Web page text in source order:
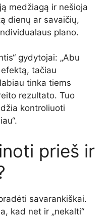
medžiagą ir nešioja
dienų ar savaičių,
plano.
gydytojai: „Abu
tačiau
tinka tiems
rezultato. Tuo
kontroliuoti
prieš ir
savarankiškai.
kad net ir „nekalti“